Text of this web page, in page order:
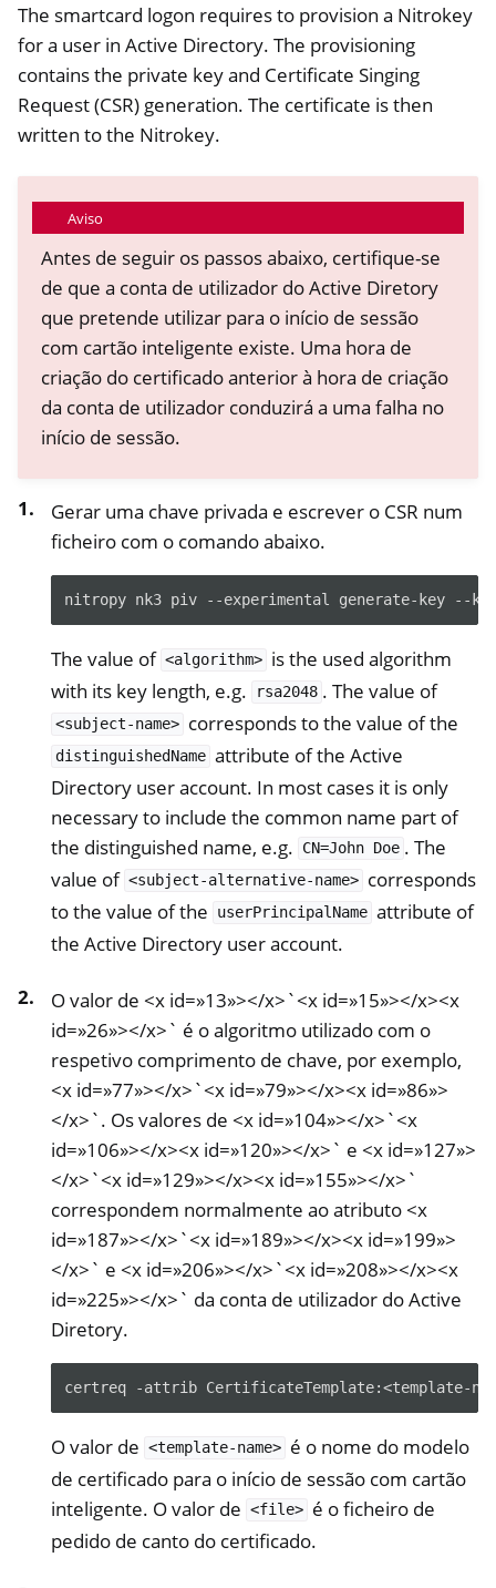
The smartcard logon requires to provision a Nitrokey
for a user in Active Directory. The provisioning
contains the private key and Certificate Singing
Request (CSR) generation. The certificate is then
written to the Nitrokey.
Aviso
Antes de seguir os passos abaixo, certifique-se
de que a conta de utilizador do Active Diretory
que pretende utilizar para o início de sessão
com cartão inteligente existe. Uma hora de
criação do certificado anterior à hora de criação
da conta de utilizador conduzirá a uma falha no
início de sessão.
Gerar uma chave privada e escrever o CSR num
ficheiro com o comando abaixo.
nitropy nk3 piv --experimental generate-key --
The value of <algorithm> is the used algorithm
with its key length, e.g.
rsa2048 . The value of
<subject-name> corresponds to the value of the
distinguishedName attribute of the Active
Directory user account. In most cases it is only
necessary to include the common name part of
the distinguished name, e.g.
CN=John Doe . The
value of <subject-alternative-name> corresponds
to the value of the
userPrincipalName attribute of
the Active Directory user account.
O valor de <x id=»13»></x>`<x id=»15»></x><x
id=»26»></x>` é o algoritmo utilizado com o
respetivo comprimento de chave, por exemplo,
<x id=»77»></x>`<x id=»79»></x><x id=»86»>
</x>`. Os valores de <x id=»104»></x>`<x
id=»106»></x><x id=»120»></x>` e <x id=»127»>
</x>`<x id=»129»></x><x id=»155»></x>`
correspondem normalmente ao atributo <x
id=»187»></x>`<x id=»189»></x><x id=»199»>
</x>` e <x id=»206»></x>`<x id=»208»></x><x
id=»225»></x>` da conta de utilizador do Active
Diretory.
certreq -attrib CertificateTemplate:<template-
O valor de <template-name> é o nome do modelo
de certificado para o início de sessão com cartão
inteligente. O valor de <file> é o ficheiro de
pedido de canto do certificado.